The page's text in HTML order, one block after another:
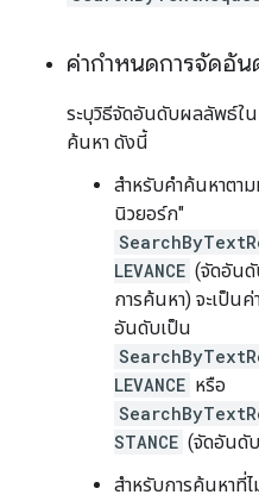
ค่ากำหนดการจัดอั
ระบุวิธีจัดอันดับผลลัพธ์ใ
ค้นหา ดังนี้
สำหรับคำค้นหาตา
นิวยอร์ก"
LEVANCE (จัดอันดั
การค้นหา) จะเป็น
อันดับเป็น
LEVANCE หรือ
STANCE (จัดอันดั
สําหรับการค้นหาที่